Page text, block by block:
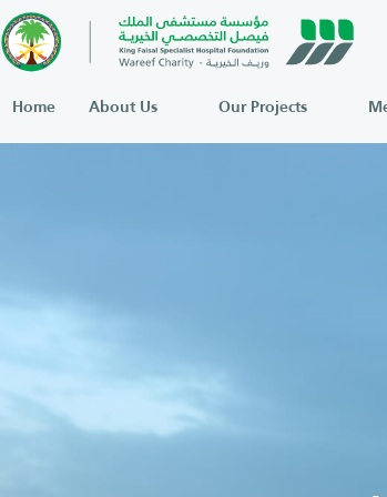
Home About Us Our Projects